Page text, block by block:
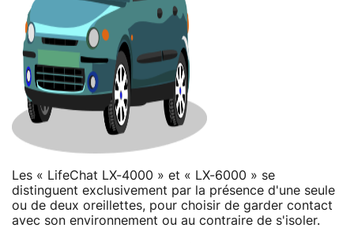
Les « LifeChat LX-4000 » et « LX-6000 » se
distinguent exclusivement par la présence d'une seule
ou de deux oreillettes, pour choisir de garder contact
avec son environnement ou au contraire de s'isoler.